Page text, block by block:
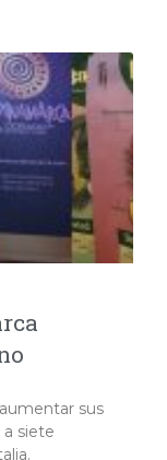
sus
a siete